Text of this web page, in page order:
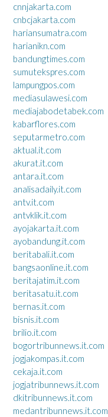
cnnjakarta.com
cnbcjakarta.com
hariansumatra.com
harianikn.com
bandungtimes.com
sumutekspres.com
lampungpos.com
mediasulawesi.com
mediajabodetabek.com
kabarflores.com
seputarmetro.com
aktual.it.com
akurat.it.com
antara.it.com
analisadaily.it.com
antv.it.com
antvklik.it.com
ayojakarta.it.com
ayobandung.it.com
beritabali.it.com
bangsaonline.it.com
beritajatim.it.com
beritasatu.it.com
bernas.it.com
bisnis.it.com
brilio.it.com
bogortribunnews.it.com
jogjakompas.it.com
cekaja.it.com
jogjatribunnews.it.com
dkitribunnews.it.com
medantribunnews.it.com